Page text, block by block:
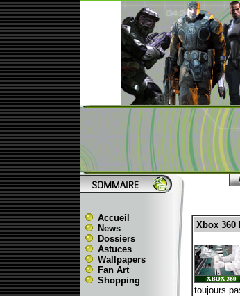
Accueil
News
Dossiers
Astuces
Wallpapers
Fan Art
Shopping
Xbox
toujours